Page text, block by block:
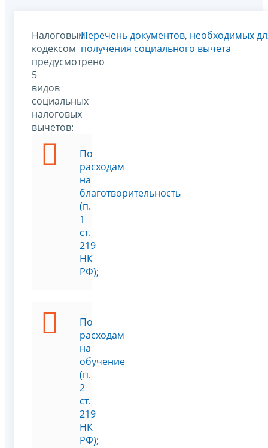
Налоговым
кодексом
предусмотрено
5
видов
социальных
налоговых
вычетов:
По
расходам
на
благотворительность
(п.
1
ст.
219
НК
РФ);
По
расходам
на
обучение
(п.
2
ст.
219
НК
РФ);
Перечень документов, необходимых
получения социального вычета